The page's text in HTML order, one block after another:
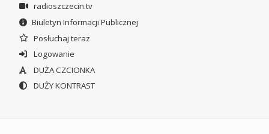
radioszczecin.tv
Biuletyn Informacji Publicznej
Posłuchaj teraz
Logowanie
DUŻA CZCIONKA
DUŻY KONTRAST